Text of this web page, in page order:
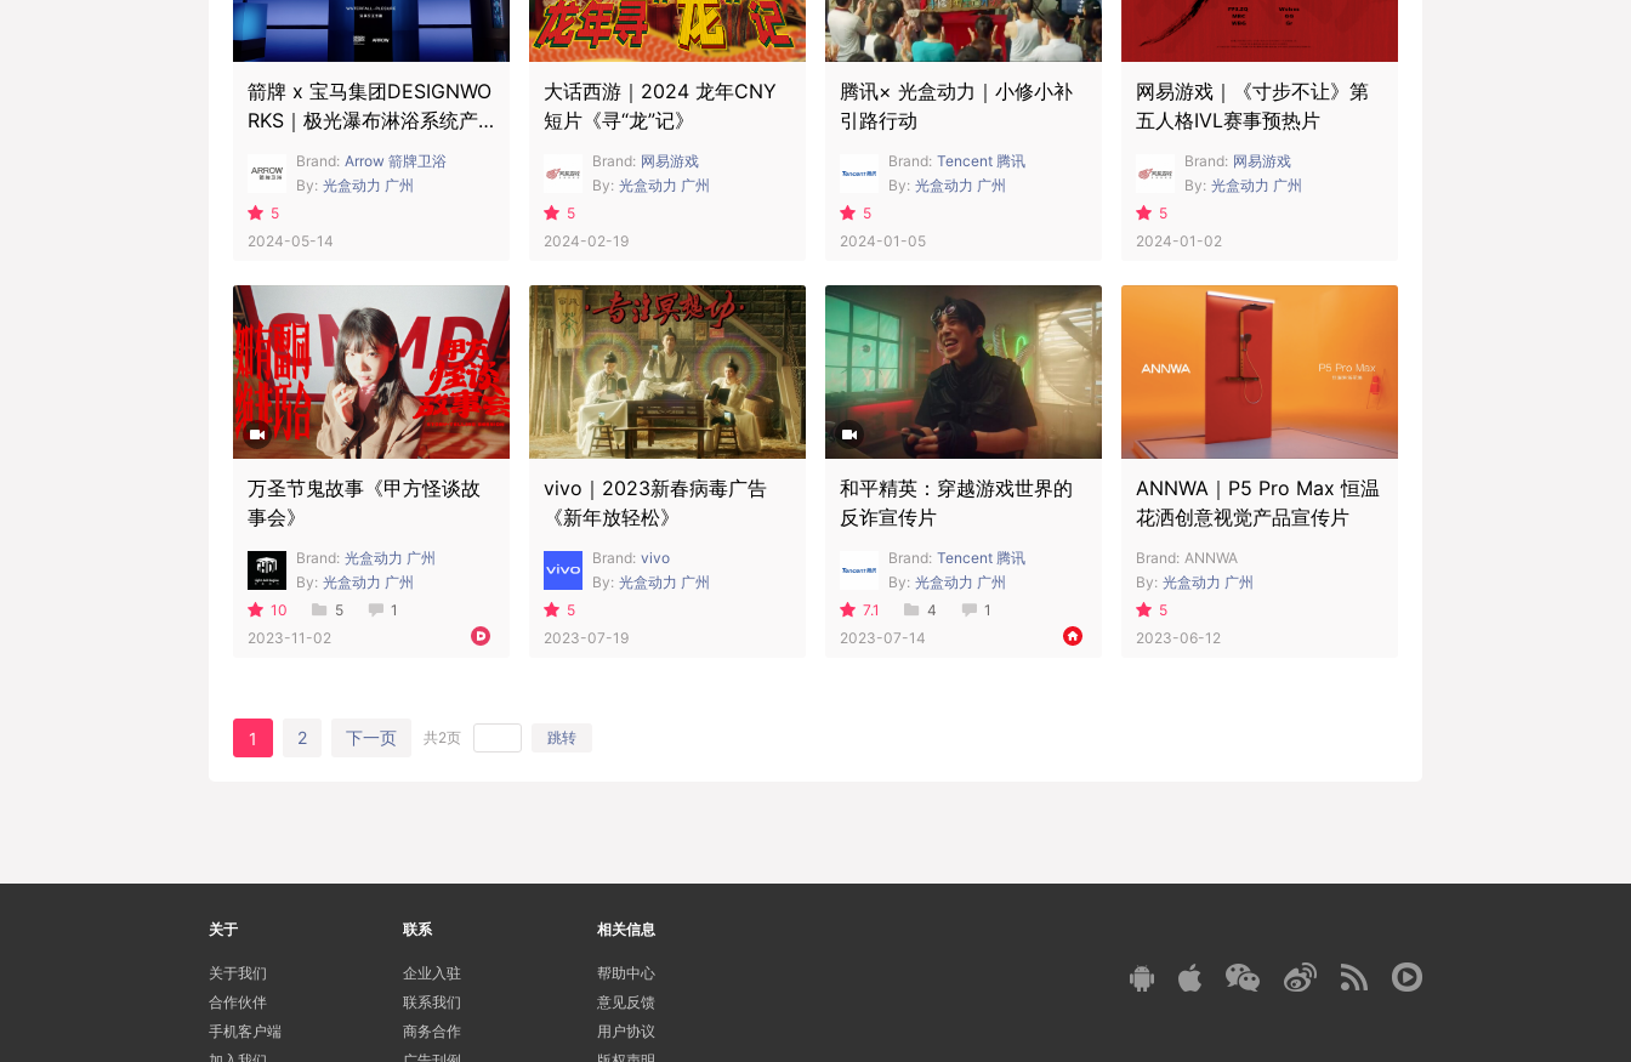
箭牌 x 宝马集团DESIGNWO
RKS｜极光瀑布淋浴系统产
品TVCBrand: Arrow 箭牌卫浴
By: 光盒动力 广州
5
2024-05-14
大话西游｜2024 龙年CNY
短片《寻“龙”记》
Brand: 网易游戏
By: 光盒动力 广州
5
2024-02-19
腾讯× 光盒动力｜小修小补
引路行动
Brand: Tencent 腾讯
By: 光盒动力 广州
5
2024-01-05
网易游戏｜《寸步不让》第
五人格IVL赛事预热片
Brand: 网易游戏
By: 光盒动力 广州
5
2024-01-02
万圣节鬼故事《甲方怪谈故
事会》
Brand: 光盒动力 广州
By: 光盒动力 广州
10
5
1
2023-11-02
vivo｜2023新春病毒广告
《新年放轻松》
Brand: vivo
By: 光盒动力 广州
5
2023-07-19
和平精英：穿越游戏世界的
反诈宣传片
Brand: Tencent 腾讯
By: 光盒动力 广州
7.1
4
1
2023-07-14
ANNWA｜P5 Pro Max 恒温
花洒创意视觉产品宣传片
Brand: ANNWA
By: 光盒动力 广州
5
2023-06-12
1 2 下一页 共2页 跳转
关于
关于我们
合作伙伴
手机客户端
联系
企业入驻
联系我们
商务合作
相关信息
帮助中心
意见反馈
用户协议